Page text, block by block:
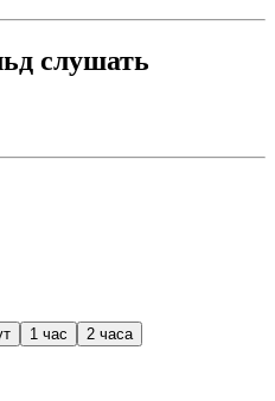
слушать
1 час
2 часа